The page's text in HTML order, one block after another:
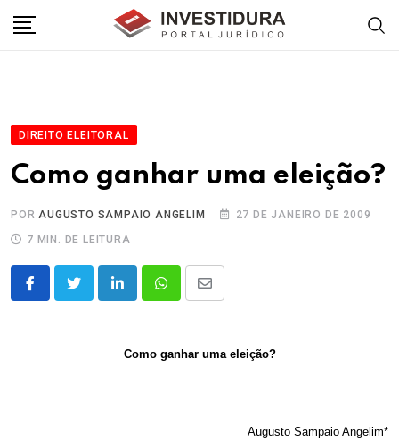
DIREITO ELEITORAL
Como ganhar uma eleição?
PORAUGUSTO SAMPAIO ANGELIM
27 DE JANEIRO DE 2009
7 MIN. DE LEITURA
LinkedInWhatsappShare
Como ganhar uma eleição?
Augusto Sampaio Angelim*